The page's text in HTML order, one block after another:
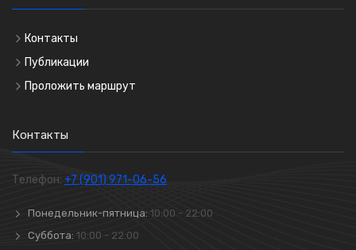
Контакты
Публикации
Проложить маршрут
Контакты
Телефон: +7 (901) 971-06-56
Понедельник-пятница: 10:00 - 22:00
Суббота: 10:00 - 22:00